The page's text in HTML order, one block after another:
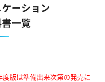
ーション
一覧
版は準備出来次第の発売に